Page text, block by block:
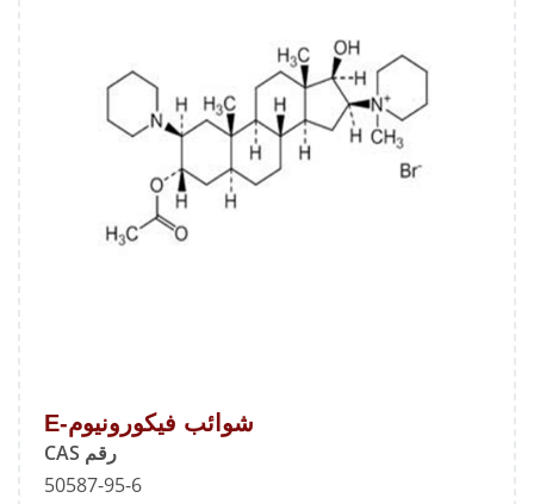
شوائب فيكورونيوم-E
رقم CAS
50587-95-6